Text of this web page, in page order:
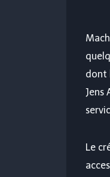
dont
Jens
Le